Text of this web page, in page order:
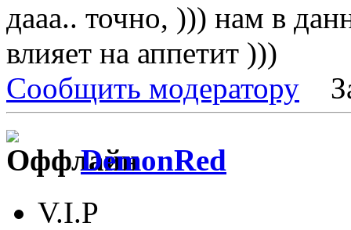
дааа.. точно, ))) нам в
влияет на аппетит )))
Сообщить модератору
DemonRed
V.I.P